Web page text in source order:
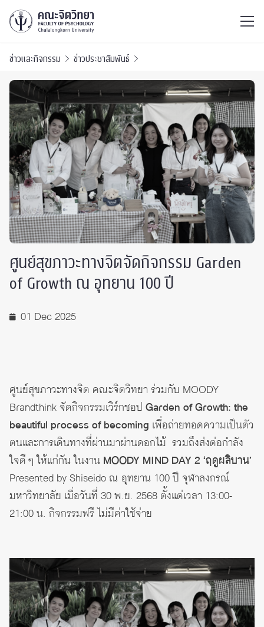
ข่าวและกิจกรรม ข่าวประชาสัมพันธ์
ศูนย์สุขภาวะทางจิตจัดกิจกรรม Garden
of Growth ณ อุทยาน 100 ปี
01 Dec 2025
ศูนย์สุขภาวะทางจิต คณะจิตวิทยา ร่วมกับ MOODY
Brandthink จัดกิจกรรมเวิร์กชอป Garden of Growth: the
beautiful process of becoming เพื่อถ่ายทอดความเป็นตัว
ตนและการเดินทางที่ผ่านมาผ่านดอกไม้ รวมถึงส่งต่อกำลัง
ใจดี ๆ ให้แก่กัน ในงาน MOODY MIND DAY 2 ‘ฤดูผลิบาน’
Presented by Shiseido ณ อุทยาน 100 ปี จุฬาลงกรณ์
มหาวิทยาลัย เมื่อวันที่ 30 พ.ย. 2568 ตั้งแต่เวลา 13:00-
21:00 น. กิจกรรมฟรี ไม่มีค่าใช้จ่าย